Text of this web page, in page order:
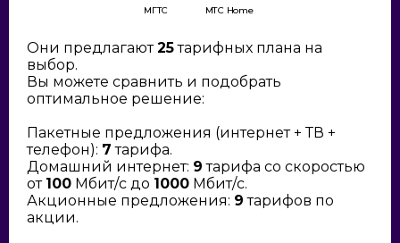
МГТС МТС Home
Они предлагают25тарифных плана на
выбор.
Вы можете сравнить и подобрать
оптимальное решение:
Пакетные предложения (интернет + ТВ +
телефон): 7 тарифа.
Домашний интернет: 9 тарифа со скоростью
от 100 Мбит/с до 1000 Мбит/с.
Акционные предложения: 9 тарифов по
акции.